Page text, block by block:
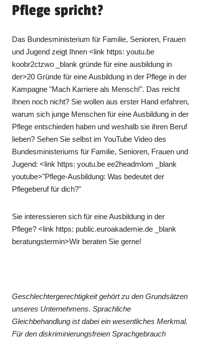
Pflege spricht?
Das Bundesministerium für Familie, Senioren, Frauen
und Jugend zeigt Ihnen <link https: youtu.be
koobr2ctzwo _blank gründe für eine ausbildung in
der>20 Gründe für eine Ausbildung in der Pflege in der
Kampagne "Mach Karriere als Mensch!". Das reicht
Ihnen noch nicht? Sie wollen aus erster Hand erfahren,
warum sich junge Menschen für eine Ausbildung in der
Pflege entschieden haben und weshalb sie ihren Beruf
lieben? Sehen Sie selbst im YouTube Video des
Bundesministeriums für Familie, Senioren, Frauen und
Jugend: <link https: youtu.be ee2headmlom _blank
youtube>"Pflege-Ausbildung: Was bedeutet der
Pflegeberuf für dich?"
Sie interessieren sich für eine Ausbildung in der
Pflege? <link https: public.euroakademie.de _blank
beratungstermin>Wir beraten Sie gerne!
Geschlechtergerechtigkeit gehört zu den Grundsätzen
unseres Unternehmens. Sprachliche
Gleichbehandlung ist dabei ein wesentliches Merkmal.
Für den diskriminierungsfreien Sprachgebrauch